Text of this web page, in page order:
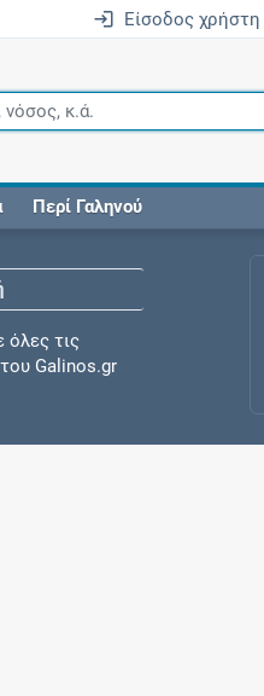
Είσοδος χρήστη
Περί Γαληνού
τις
Galinos.gr